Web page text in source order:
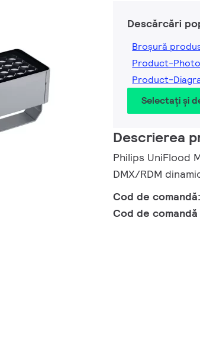
Descărcări
Broșură
Product-
Product-
Selectați și
Descrierea
Philips UniFlood
DMX/RDM
Cod de comandă:
Cod de